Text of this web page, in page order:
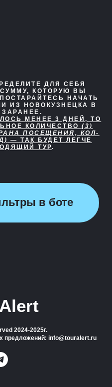
ДЛЯ СЕБЯ
КОТОРУЮ ВЫ
НАЧАТЬ
ИЗ НОВОКУЗНЕЦКА В
МЕНЕЕ 3 ДНЕЙ, ТО
КОЛИЧЕСТВО (3)
ПОСЕЩЕНИЯ, КОЛ-
— ТАК БУДЕТ ЛЕГЧЕ
ТУР.
в боте
2024-2025г.
предложений: info@touralert.ru